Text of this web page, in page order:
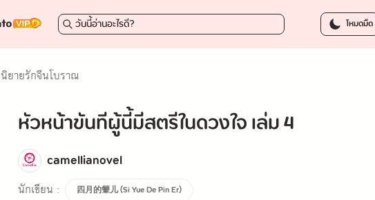
โหมดมืด
149.25 บาท -
นิยายรักจีนโบราณ
หัวหน้าขันทีผู้นี้มีสตรีในดวงใจ เล่ม 4
camellianovel
นักเขียน : 四月的颦儿 (Si Yue De Pin Er)